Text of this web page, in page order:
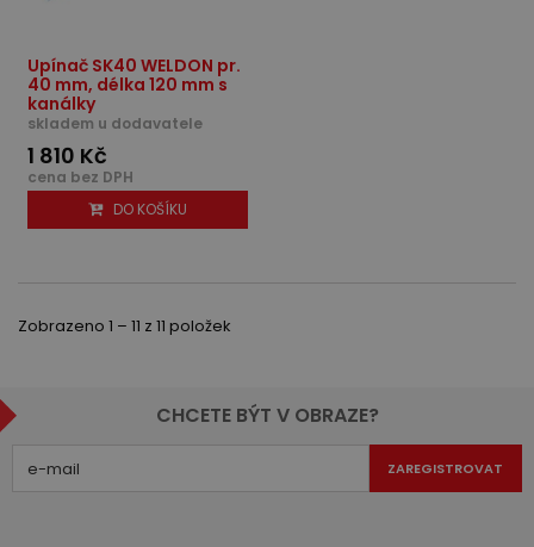
Upínač SK40 WELDON pr.
40 mm, délka 120 mm s
kanálky
skladem u dodavatele
1 810 Kč
cena bez DPH
DO KOŠÍKU
Zobrazeno 1 – 11 z 11 položek
CHCETE BÝT V OBRAZE?
ZAREGISTROVAT